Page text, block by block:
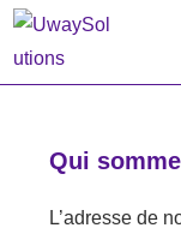
Skip
Qui
L’adresse de